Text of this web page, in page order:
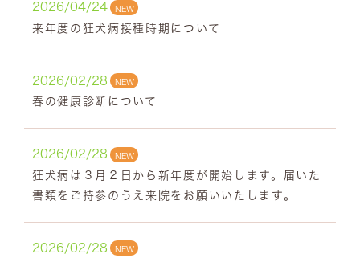
2026/04/24 NEW
来年度の狂犬病接種時期について
2026/02/28 NEW
春の健康診断について
2026/02/28 NEW
狂犬病は３月２日から新年度が開始します。届いた
書類をご持参のうえ来院をお願いいたします。
2026/02/28 NEW